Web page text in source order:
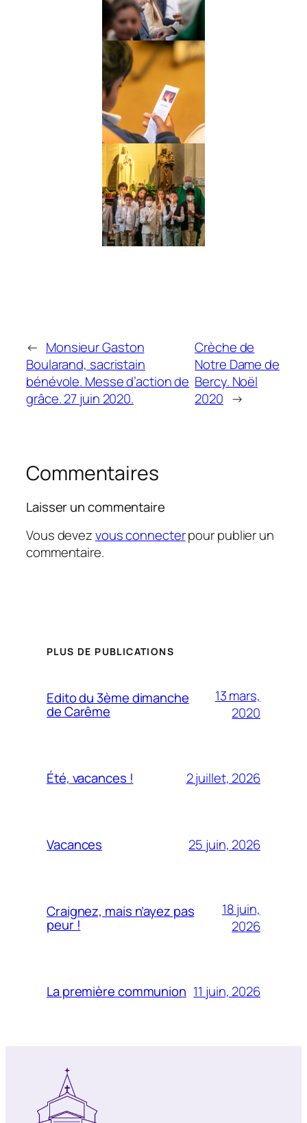
← Monsieur Gaston
Boularand, sacristain
bénévole. Messe d’action de
grâce. 27 juin 2020.
Crèche de
Notre Dame de
Bercy. Noël
2020 →
Commentaires
Laisser un commentaire
Vous devezvous connecterpour publier un
commentaire.
PLUS DE PUBLICATIONS
Edito du 3ème dimanche
de Carême
13 mars,
2020
Été, vacances ! 2 juillet, 2026
Vacances 25 juin, 2026
Craignez, mais n’ayez pas
peur !
18 juin,
2026
La première communion 11 juin, 2026